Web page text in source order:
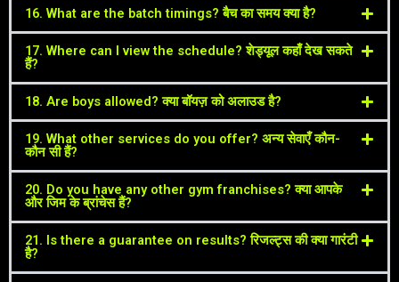
16. What are the batch timings? बैच का समय क्या है?
17. Where can I view the schedule? शेड्यूल कहाँ देख सकते
हैं?
18. Are boys allowed? क्या बॉयज़ को अलाउड है?
19. What other services do you offer? अन्य सेवाएँ कौन-
कौन सी हैं?
20. Do you have any other gym franchises? क्या आपके
और जिम के ब्रांचेस हैं?
21. Is there a guarantee on results? रिजल्ट्स की क्या गारंटी
है?